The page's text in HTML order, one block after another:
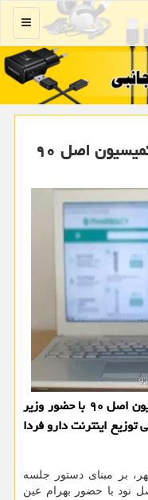
منو
توزیع اینترنتی دارو فردا در کمیسیون اصل ۹۰
به گزارش تجهیزات جانبی، جلسه کمیسیون اصل ۹۰ با حضور وزیر
اینترنت دارو فردا
بر مبنای دستور جلسه
نود با حضور بهرام عین